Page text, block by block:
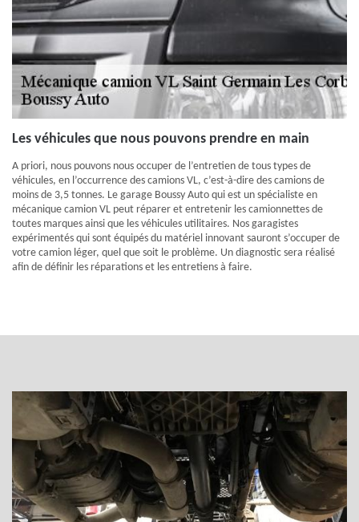
Les véhicules que nous pouvons prendre en main
A priori, nous pouvons nous occuper de l’entretien de tous types de
véhicules, en l’occurrence des camions VL, c’est-à-dire des camions de
moins de 3,5 tonnes. Le garage Boussy Auto qui est un spécialiste en
mécanique camion VL peut réparer et entretenir les camionnettes de
toutes marques ainsi que les véhicules utilitaires. Nos garagistes
expérimentés qui sont équipés du matériel innovant sauront s’occuper de
votre camion léger, quel que soit le problème. Un diagnostic sera réalisé
afin de définir les réparations et les entretiens à faire.